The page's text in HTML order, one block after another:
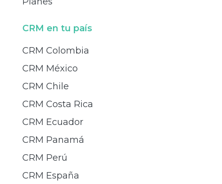
CRM en tu país
CRM Colombia
CRM México
CRM Chile
CRM Costa Rica
CRM Ecuador
CRM Panamá
CRM Perú
CRM España